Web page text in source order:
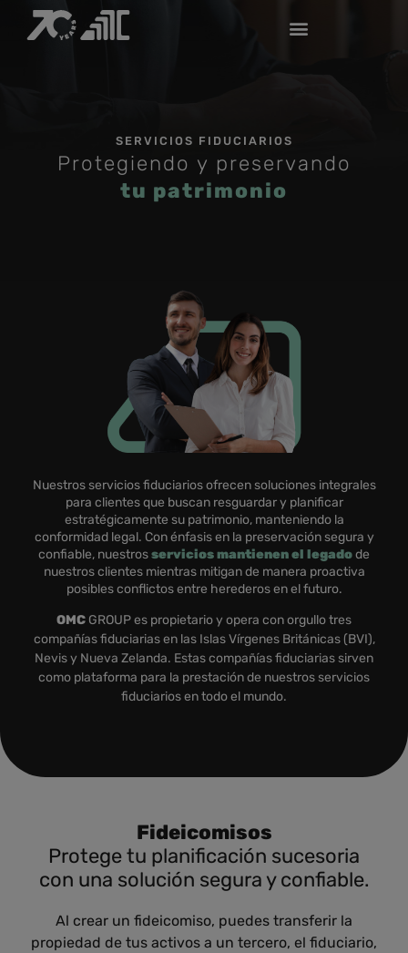
SERVICIOS FIDUCIARIOS
Protegiendo y preservando
tu patrimonio
Nuestros servicios fiduciarios ofrecen soluciones integrales
para clientes que buscan resguardar y planificar
estratégicamente su patrimonio, manteniendo la
conformidad legal. Con énfasis en la preservación segura y
confiable, nuestrosservicios mantienen el legadode
nuestros clientes mientras mitigan de manera proactiva
posibles conflictos entre herederos en el futuro.
OMC GROUP es propietario y opera con orgullo tres
compañías fiduciarias en las Islas Vírgenes Británicas (BVI),
Nevis y Nueva Zelanda. Estas compañías fiduciarias sirven
como plataforma para la prestación de nuestros servicios
fiduciarios en todo el mundo.
Fideicomisos
Protege tu planificación sucesoria
con una solución segura y confiable.
Al crear un fideicomiso, puedes transferir la
propiedad de tus activos a un tercero, el fiduciario,